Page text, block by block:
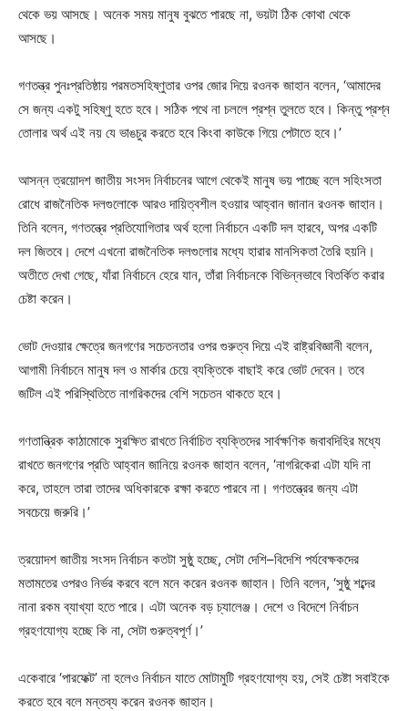
থেকে ভয় আসছে। অনেক সময় মানুষ বুঝতে পারছে না, ভয়টা ঠিক কোথা থেকে
আসছে।
গণতন্ত্র পুনঃপ্রতিষ্ঠায় পরমতসহিষ্ণুতার ওপর জোর দিয়ে রওনক জাহান বলেন, ‘আমাদের
সে জন্য একটু সহিষ্ণু হতে হবে। সঠিক পথে না চললে প্রশ্ন তুলতে হবে। কিন্তু প্রশ্ন
তোলার অর্থ এই নয় যে ভাঙচুর করতে হবে কিংবা কাউকে গিয়ে পেটাতে হবে।’
আসন্ন ত্রয়োদশ জাতীয় সংসদ নির্বাচনের আগে থেকেই মানুষ ভয় পাচ্ছে বলে সহিংসতা
রোধে রাজনৈতিক দলগুলোকে আরও দায়িত্বশীল হওয়ার আহ্বান জানান রওনক জাহান।
তিনি বলেন, গণতন্ত্রে প্রতিযোগিতার অর্থ হলো নির্বাচনে একটি দল হারবে, অপর একটি
দল জিতবে। দেশে এখনো রাজনৈতিক দলগুলোর মধ্যে হারার মানসিকতা তৈরি হয়নি।
অতীতে দেখা গেছে, যাঁরা নির্বাচনে হেরে যান, তাঁরা নির্বাচনকে বিভিন্নভাবে বিতর্কিত করার
চেষ্টা করেন।
ভোট দেওয়ার ক্ষেত্রে জনগণের সচেতনতার ওপর গুরুত্ব দিয়ে এই রাষ্ট্রবিজ্ঞানী বলেন,
আগামী নির্বাচনে মানুষ দল ও মার্কার চেয়ে ব্যক্তিকে বাছাই করে ভোট দেবেন। তবে
জটিল এই পরিস্থিতিতে নাগরিকদের বেশি সচেতন থাকতে হবে।
গণতান্ত্রিক কাঠামোকে সুরক্ষিত রাখতে নির্বাচিত ব্যক্তিদের সার্বক্ষণিক জবাবদিহির মধ্যে
রাখতে জনগণের প্রতি আহ্বান জানিয়ে রওনক জাহান বলেন, ‘নাগরিকেরা এটা যদি না
করে, তাহলে তারা তাদের অধিকারকে রক্ষা করতে পারবে না। গণতন্ত্রের জন্য এটা
সবচেয়ে জরুরি।’
ত্রয়োদশ জাতীয় সংসদ নির্বাচন কতটা সুষ্ঠু হচ্ছে, সেটা দেশি–বিদেশি পর্যবেক্ষকদের
মতামতের ওপরও নির্ভর করবে বলে মনে করেন রওনক জাহান। তিনি বলেন, ‘সুষ্ঠু শব্দের
নানা রকম ব্যাখ্যা হতে পারে। এটা অনেক বড় চ্যালেঞ্জ। দেশে ও বিদেশে নির্বাচন
গ্রহণযোগ্য হচ্ছে কি না, সেটা গুরুত্বপূর্ণ।’
একেবারে ‘পারফেক্ট’ না হলেও নির্বাচন যাতে মোটামুটি গ্রহণযোগ্য হয়, সেই চেষ্টা সবাইকে
করতে হবে বলে মন্তব্য করেন রওনক জাহান।